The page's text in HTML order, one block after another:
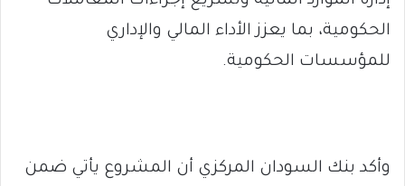
الحكومية، بما يعزز الأداء المالي والإداري
للمؤسسات الحكومية.
وأكد بنك السودان المركزي أن المشروع يأتي ضمن